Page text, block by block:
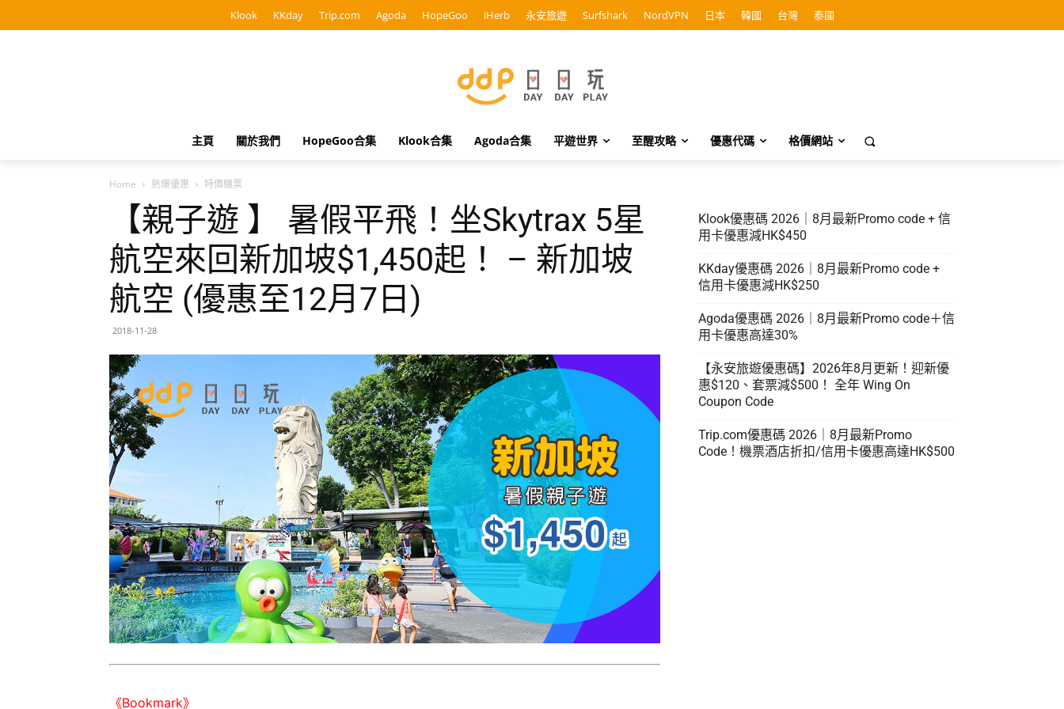
Klook KKday Trip.com Agoda HopeGoo iHerb 永安旅遊 Surfshark NordVPN 日本 韓國 台灣 泰國
主頁 關於我們 HopeGoo合集 Klook合集 Agoda合集 平遊世界 至醒攻略 優惠代碼 格價網站
Home 熱爆優惠 特價機票
【親子遊 】 暑假平飛！坐Skytrax 5星
航空來回新加坡$1,450起！ – 新加坡
航空 (優惠至12月7日)
2018-11-28
《Bookmark》
Klook優惠碼 2026｜8月最新Promo code + 信
用卡優惠減HK$450
KKday優惠碼 2026｜8月最新Promo code +
信用卡優惠減HK$250
Agoda優惠碼 2026｜8月最新Promo code＋信
用卡優惠高達30%
【永安旅遊優惠碼】2026年8月更新！迎新優
惠$120、套票減$500！ 全年 Wing On
Coupon Code
Trip.com優惠碼 2026｜8月最新Promo
Code！機票酒店折扣/信用卡優惠高達HK$500